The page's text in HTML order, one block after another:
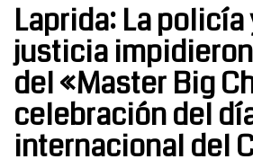
Laprida: La policía
justicia
del «Master Big
celebración del
internacional del